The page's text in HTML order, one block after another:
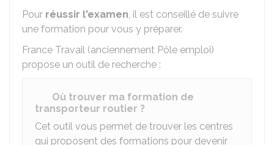
Pour réussir l'examen, il est conseillé de suivre
une formation pour vous y préparer.
France Travail (anciennement Pôle emploi)
propose un outil de recherche :
Où trouver ma formation de
transporteur routier ?
Cet outil vous permet de trouver les centres
qui proposent des formations pour devenir